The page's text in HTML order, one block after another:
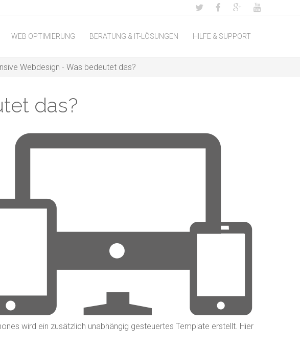
WEB OPTIMIERUNG BERATUNG & IT-LÖSUNGEN HILFE & SUPPORT
Webdesign - Was bedeutet das?
das?
wird ein zusätzlich unabhängig gesteuertes Template erstellt. Hier